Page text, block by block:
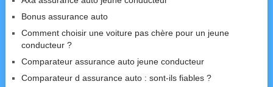
Bonus assurance auto
Comment choisir une voiture pas chère pour un jeune
conducteur ?
Comparateur assurance auto jeune conducteur
Comparateur d assurance auto : sont-ils fiables ?